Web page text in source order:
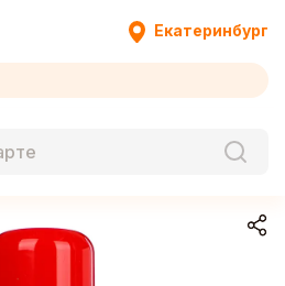
Екатеринбург